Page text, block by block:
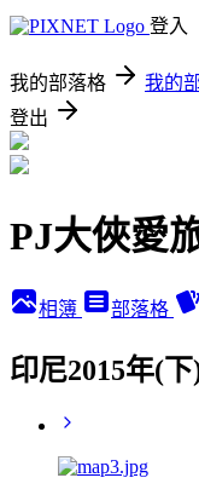
登入
我的部落格 我的
登出
PJ大俠愛
相簿 部落格
印尼2015年(